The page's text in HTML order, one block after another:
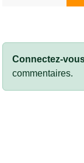
Connectez-
commentaires.